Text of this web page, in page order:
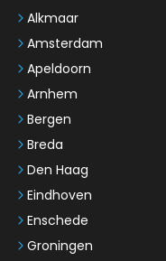
Alkmaar
Amsterdam
Apeldoorn
Arnhem
Bergen
Breda
Den Haag
Eindhoven
Enschede
Groningen